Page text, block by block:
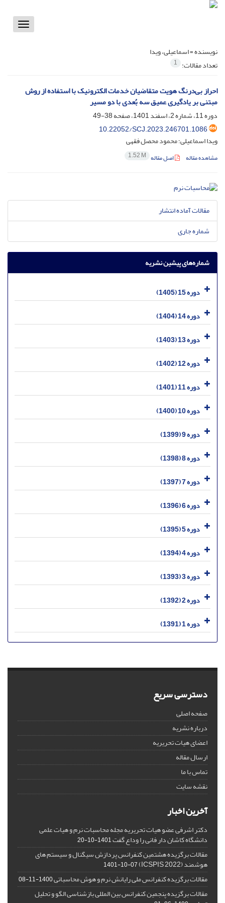
Toggle
نویسنده =اسماعیلی، ویدا
تعداد مقالات: 1
احراز بی‌درنگ هویت متقاضیان خدمات الکترونیک با استفاده از روش
مبتنی بر یادگیری عمیق سه بُعدی با دو مسیر
دوره 11، شماره 2، اسفند 1401، صفحه
38-49
10.22052/SCJ.2023.246701.1086
ویدا اسماعیلی؛ محمود محصل فقهی
مشاهده مقاله اصل مقاله 1.52 M
مقالات آماده انتشار
شماره جاری
شماره‌های پیشین نشریه
دوره 15 (1405)
دوره 14 (1404)
دوره 13 (1403)
دوره 12 (1402)
دوره 11 (1401)
دوره 10 (1400)
دوره 9 (1399)
دوره 8 (1398)
دوره 7 (1397)
دوره 6 (1396)
دوره 5 (1395)
دوره 4 (1394)
دوره 3 (1393)
دوره 2 (1392)
دوره 1 (1391)
دسترسی سریع
صفحه اصلی
درباره نشریه
اعضای هیات تحریریه
ارسال مقاله
تماس با ما
نقشه سایت
آخرین اخبار
دکتر اشرفی عضو هیات تحریریه مجله محاسبات نرم و هیات علمی
دانشگاه کاشان دار فانی را وداع گفت1401-10-20
مقالات برگزیده هشتمین کنفرانس پردازش سیگنال و سیستم های
هوشمند (ICSPIS 2022) 1401-10-07
مقالات برگزیده کنفرانس ملی رایانش نرم و هوش محاسباتی1400-11-08
مقالات برگزیده پنجمین کنفرانس بین المللی بازشناسی الگو و تحلیل